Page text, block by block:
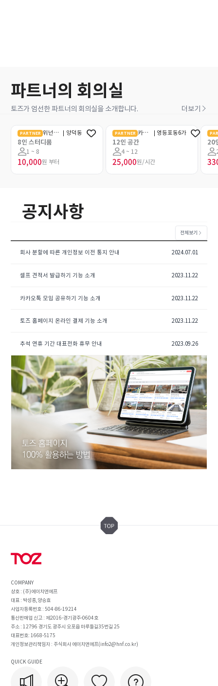
파트너의 회의실
토즈가 엄선한 파트너의 회의실을 소개합니다. 더보기
온라인결제
PARTNER 위넌스
터디카
장량점
양덕동
8인 스터디룸
1 ~ 8
10,000원 부터
온라인결제
PARTNER 카페
35cm
영등포동6가
12인 공간
4 ~ 12
25,000원/시간
20
공지사항
전체보기
회사 분할에 따른 개인정보 이전 통지 안내 2024.07.01
셀프 견적서 발급하기 기능 소개 2023.11.22
카카오톡 모임 공유하기 기능 소개 2023.11.22
토즈 홈페이지 온라인 결제 기능 소개 2023.11.22
추석 연휴 기간 대표전화 휴무 안내 2023.09.26
COMPANY
상호 : (주)에이치앤에프
대표 : 박성종,양승효
사업자등록번호 : 504-86-19214
통산판매업 신고 : 제2016-경기광주-0604호
주소 : 12796 경기도 광주시 오포읍 마루들길35번길 25
대표번호: 1668-5175
개인정보관리책임자 : 주식회사 에이치앤에프(info2@hnf.co.kr)
QUICK GUIDE